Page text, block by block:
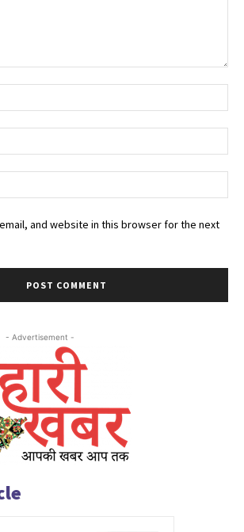
and website in this browser for the next
- Advertisement -